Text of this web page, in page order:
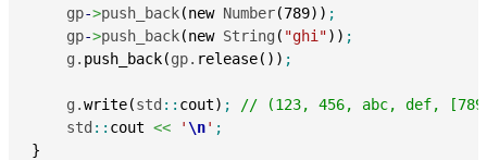
    gp
->push_back(new Number(789) ) ;
    gp
->push_back(new String ( "ghi") ) ;
    g.
push_back(gp. release( ) ) ;
    g.
write(std :: cout) ;
// (123, 456, abc, def,
    std
:: cout << ' \n' ;
}